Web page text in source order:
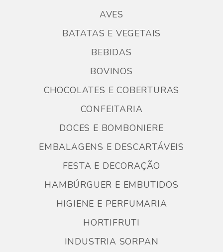
AVES
BATATAS E VEGETAIS
BEBIDAS
BOVINOS
CHOCOLATES E COBERTURAS
CONFEITARIA
DOCES E BOMBONIERE
EMBALAGENS E DESCARTÁVEIS
FESTA E DECORAÇÃO
HAMBÚRGUER E EMBUTIDOS
HIGIENE E PERFUMARIA
HORTIFRUTI
INDUSTRIA SORPAN